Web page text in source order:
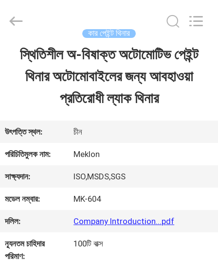
ভিডিও
আমাদের
সম্পর্কে
কারখানা
ভ্রমণ
Chemical
কার পেইন্ট থিনার
স্থিতিশীল অ-বিষাক্ত অটোমোটিভ পেইন্ট
থিনার অটোমোবাইলের জন্য আবহাওয়া
প্রতিরোধী ল্যাক থিনার
উৎপত্তি স্থল: চীন
পরিচিতিমুলক নাম: Meklon
সাক্ষ্যদান: ISO,MSDS,SGS
মডেল নম্বার: MK-604
দলিল: Company Introduction...pdf
ন্যূনতম চাহিদার
পরিমাণ:
100টি বাক্স